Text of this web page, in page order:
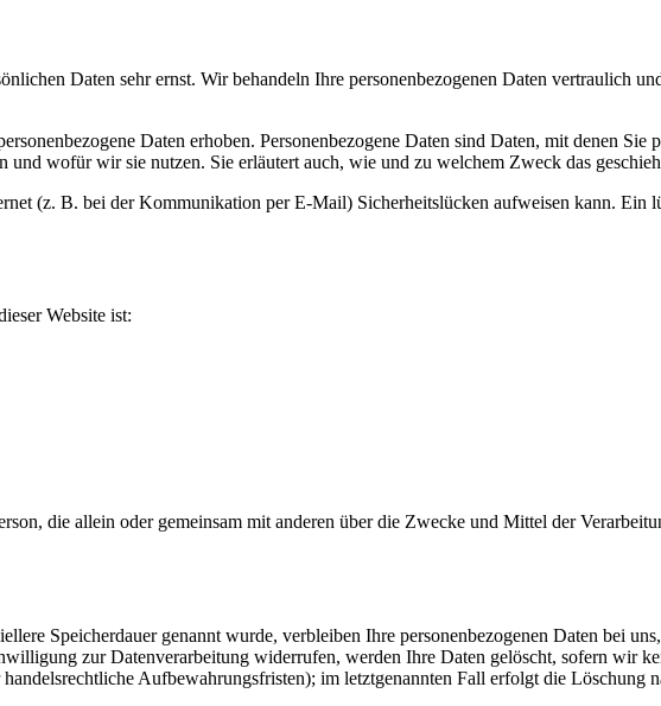
Daten sehr ernst. Wir behandeln Ihre personenbezogenen Daten vertraulich
Daten erhoben. Personenbezogene Daten sind Daten, mit denen
und wofür wir sie nutzen. Sie erläutert auch, wie und zu welchem Zweck das
(z. B. bei der Kommunikation per E-Mail) Sicherheitslücken aufweisen kann.
Website ist:
die allein oder gemeinsam mit anderen über die Zwecke und Mittel der
Speicherdauer genannt wurde, verbleiben Ihre personenbezogenen Daten bei
zur Datenverarbeitung widerrufen, werden Ihre Daten gelöscht, sofern wir
Aufbewahrungsfristen); im letztgenannten Fall erfolgt die Löschung